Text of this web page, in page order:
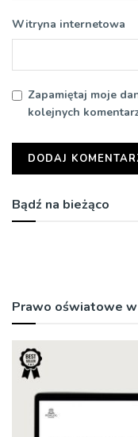
Witryna internetowa
Zapamiętaj moje
kolejnych
Bądź na bieżąco
Prawo oświatowe w